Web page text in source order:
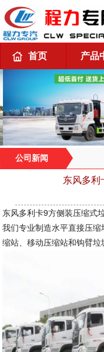
首页 产品
公司新闻
东风多
东风多利卡9方侧装压缩式
我们专业制造水平直接压
缩站、移动压缩站和钩臂垃